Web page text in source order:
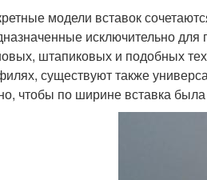
модели вставок
исключительно для
штапиковых и подобных
существуют также
чтобы по ширине вставка была